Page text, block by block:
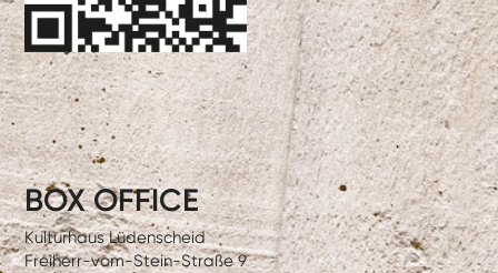
BOX OFFICE
Kulturhaus Lüdenscheid
Freiherr-vom-Stein-Straße 9